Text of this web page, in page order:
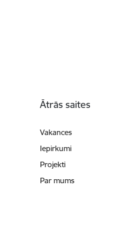
Ātrās saites
Vakances
Iepirkumi
Projekti
Par mums